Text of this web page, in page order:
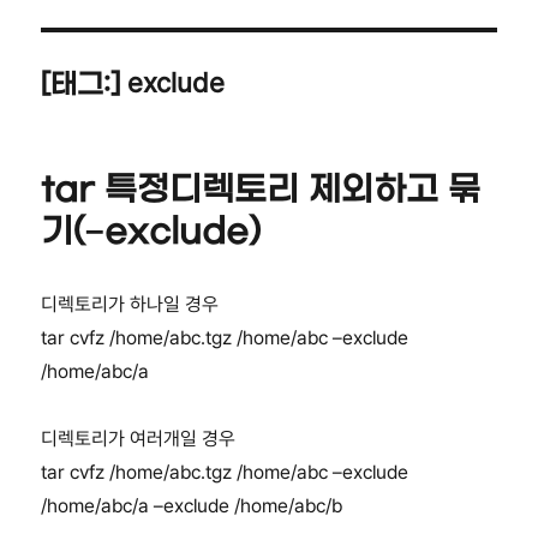
[태그:] exclude
tar 특정디렉토리 제외하고 묶
기(–exclude)
디렉토리가 하나일 경우
tar cvfz /home/abc.tgz /home/abc –exclude
/home/abc/a
디렉토리가 여러개일 경우
tar cvfz /home/abc.tgz /home/abc –exclude
/home/abc/a –exclude /home/abc/b